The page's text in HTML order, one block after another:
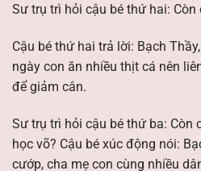
Sư trụ trì hỏi cậu bé thứ hai: Còn
Cậu bé thứ hai trả lời: Bạch
ngày con ăn nhiều thịt cá nên
để giảm cân.
Sư trụ trì hỏi cậu bé thứ ba: Còn
học võ? Cậu bé xúc động nói:
cướp, cha mẹ con cùng nhiều